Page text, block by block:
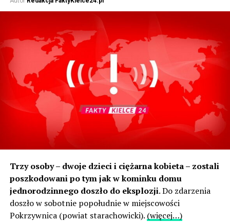
Trzy osoby – dwoje dzieci i ciężarna kobieta – zostali
poszkodowani po tym jak w kominku domu
jednorodzinnego doszło do eksplozji. Do zdarzenia
doszło w sobotnie popołudnie w miejscowości
Pokrzywnica (powiat starachowicki). (więcej…)